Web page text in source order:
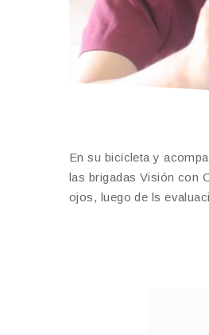
En su bicicleta y
las brigadas Visión con
ojos, luego de ls